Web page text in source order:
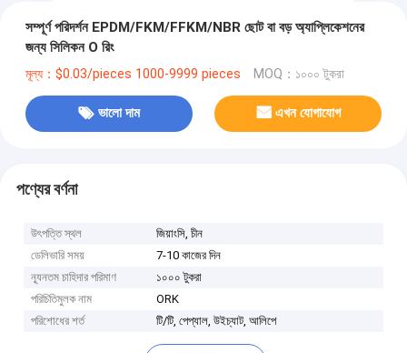
সম্পূর্ণ পরিদর্শন EPDM/FKM/FFKM/NBR ছোট বা বড় অ্যাপ্লিকেশনের
জন্য সিলিকন O রিং
মূল্য：$0.03/pieces 1000-9999 pieces MOQ：১০০০ টুকরা
ভালো দাম এখন যোগাযোগ
পণ্যের বর্ণনা
উৎপত্তি স্থল
জিয়াংসি, চীন
ডেলিভারি সময়
7-10 কাজের দিন
ন্যূনতম চাহিদার পরিমাণ
১০০০ টুকরা
পরিচিতিমুলক নাম
ORK
পরিশোধের শর্ত
টি/টি, পেপ্যাল, উইচ্যাট, আলিপে